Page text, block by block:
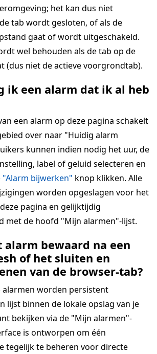
het kan dus niet
tab wordt gesloten, of als de
gaat of wordt uitgeschakeld.
wel behouden als de tab op de
(dus niet de actieve voorgrondtab).
ik een alarm dat ik al heb
een alarm op deze pagina schakelt
over naar "Huidig alarm
kunnen indien nodig het uur, de
label of geluid selecteren en
"Alarm bijwerken" knop klikken. Alle
worden opgeslagen voor het
pagina en gelijktijdig
met de hoofd "Mijn alarmen"-lijst.
alarm bewaard na een
of het sluiten en
van de browser-tab?
worden persistent
lijst binnen de lokale opslag van je
bekijken via de "Mijn alarmen"-
is ontworpen om één
tegelijk te beheren voor directe